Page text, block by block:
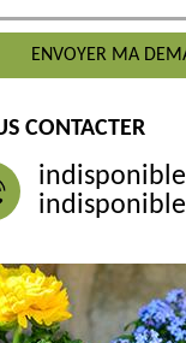
CONTACTER
indisponible
indisponible